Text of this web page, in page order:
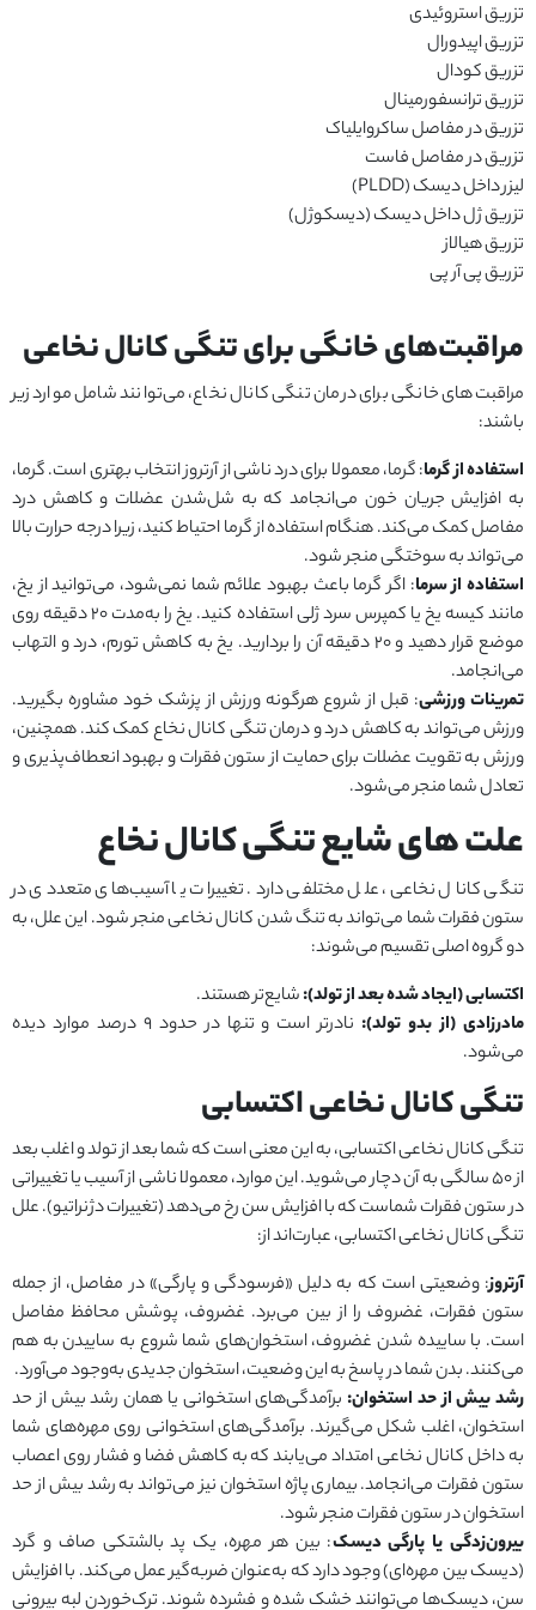
تزریق استروئیدی
تزریق اپیدورال
تزریق کودال
تزریق ترانسفورمینال
تزریق در مفاصل ساکروایلیاک
تزریق در مفاصل فاست
لیزر داخل دیسک (PLDD)
تزریق ژل داخل دیسک (دیسکوژل)
تزریق هیالاز
تزریق پی آر پی
مراقبت‌های خانگی برای تنگی کانال نخاعی
مراقبت‌های خانگی برای درمان تنگی کانال نخاع، می‌توانند شامل موارد زیر
باشند:
استفاده از گرما: گرما، معمولا برای درد ناشی از آرتروز انتخاب بهتری است. گرما،
به افزایش جریان خون می‌انجامد که به شل‌شدن عضلات و کاهش درد
مفاصل کمک می‌کند. هنگام استفاده از گرما احتیاط کنید، زیرا درجه حرارت بالا
می‌تواند به سوختگی منجر شود.
استفاده از سرما: اگر گرما باعث بهبود علائم شما نمی‌شود، می‌توانید از یخ،
مانند کیسه یخ یا کمپرس سرد ژلی استفاده کنید. یخ را به‌مدت ۲۰ دقیقه روی
موضع قرار دهید و ۲۰ دقیقه آن را بردارید. یخ به کاهش تورم، درد و التهاب
می‌انجامد.
تمرینات ورزشی: قبل از شروع هرگونه ورزش از پزشک خود مشاوره بگیرید.
ورزش می‌تواند به کاهش درد و درمان تنگی کانال نخاع کمک کند. همچنین،
ورزش به تقویت عضلات برای حمایت از ستون فقرات و بهبود انعطاف‌پذیری و
تعادل شما منجر می‌شود.
علت ‌های شایع تنگی کانال نخاع
تنگی کانال نخاعی، علل مختلفی دارد. تغییرات یا آسیب‌های متعددی در
ستون فقرات شما می‌تواند به تنگ شدن کانال نخاعی منجر شود. این علل، به
دو گروه اصلی تقسیم می‌شوند:
اکتسابی (ایجاد شده بعد از تولد):شایع‌تر هستند.
مادرزادی (از بدو تولد):
نادرتر است و تنها در حدود ۹ درصد موارد دیده
می‌شود.
تنگی کانال نخاعی اکتسابی
تنگی کانال نخاعی اکتسابی، به این معنی است که شما بعد از تولد و اغلب بعد
از ۵۰ سالگی به آن دچار می‌شوید. این موارد، معمولا ناشی از آسیب یا تغییراتی
در ستون فقرات شماست که با افزایش سن رخ می‌دهد (تغییرات دژنراتیو). علل
تنگی کانال نخاعی اکتسابی، عبارت‌اند از:
آرتروز: وضعیتی است که به دلیل «فرسودگی و پارگی» در مفاصل، از جمله
ستون فقرات، غضروف را از بین می‌برد. غضروف، پوشش محافظ مفاصل
است. با ساییده شدن غضروف، استخوان‌های شما شروع به ساییدن به هم
می‌کنند. بدن شما در پاسخ به این وضعیت، استخوان جدیدی به‌وجود می‌آورد.
رشد بیش از حد استخوان: برآمدگی‌های استخوانی یا همان رشد بیش از حد
استخوان، اغلب شکل می‌گیرند. برآمدگی‌های استخوانی روی مهره‌های شما
به داخل کانال نخاعی امتداد می‌یابند که به کاهش فضا و فشار روی اعصاب
ستون فقرات می‌انجامد. بیماری پاژه استخوان نیز می‌تواند به رشد بیش از حد
استخوان در ستون فقرات منجر شود.
بیرون‌زدگی یا پارگی دیسک: بین هر مهره، یک پد بالشتکی صاف و گرد
(دیسک بین مهره‌ای) وجود دارد که به‌عنوان ضربه‌گیر عمل می‌کند. با افزایش
سن، دیسک‌ها می‌توانند خشک شده و فشرده شوند. ترک‌خوردن لبه بیرونی